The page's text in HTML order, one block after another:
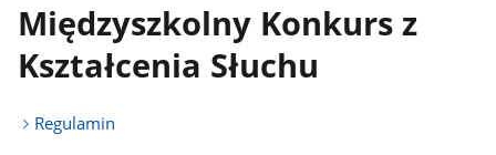
Międzyszkolny Konkurs z
Kształcenia Słuchu
Regulamin